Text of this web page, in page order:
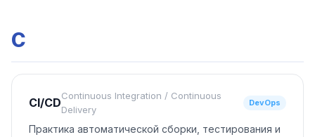
C
CI/CDContinuous Integration / Continuous
Delivery
DevOps
Практика автоматической сборки, тестирования и